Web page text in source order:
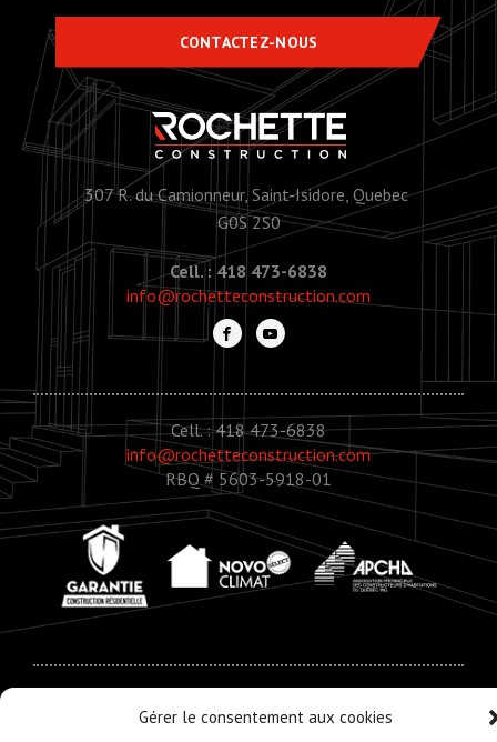
Gérer le consentement aux cookies
CONTACTEZ-NOUS
307 R. du Camionneur, Saint-Isidore, Quebec
G0S 2S0
Cell. : 418 473-6838
info@rochetteconstruction.com
Cell. : 418 473-6838
info@rochetteconstruction.com
RBQ # 5603-5918-01
© Copyright 2020 - Rochette Construction
Réalisation :Zonart - Créateur d’univers